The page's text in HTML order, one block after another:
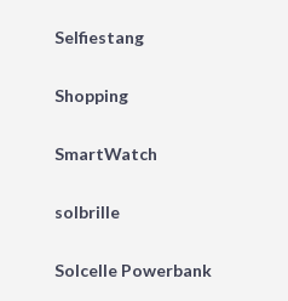
Selfiestang
Shopping
SmartWatch
solbrille
Solcelle Powerbank